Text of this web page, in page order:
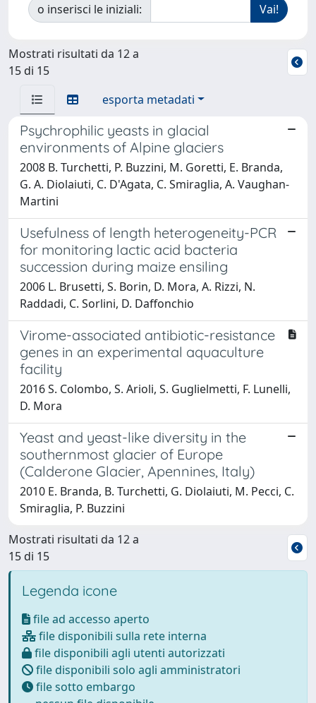
o inserisci le iniziali:
Mostrati risultati da 12 a
15 di 15
esporta metadati
Psychrophilic yeasts in glacial
environments of Alpine glaciers
2008 B. Turchetti, P. Buzzini, M. Goretti, E. Branda,
G. A. Diolaiuti, C. D'Agata, C. Smiraglia, A. Vaughan-
Martini
Usefulness of length heterogeneity-PCR
for monitoring lactic acid bacteria
succession during maize ensiling
2006 L. Brusetti, S. Borin, D. Mora, A. Rizzi, N.
Raddadi, C. Sorlini, D. Daffonchio
Virome-associated antibiotic-resistance
genes in an experimental aquaculture
facility
2016 S. Colombo, S. Arioli, S. Guglielmetti, F. Lunelli,
D. Mora
Yeast and yeast-like diversity in the
southernmost glacier of Europe
(Calderone Glacier, Apennines, Italy)
2010 E. Branda, B. Turchetti, G. Diolaiuti, M. Pecci, C.
Smiraglia, P. Buzzini
Mostrati risultati da 12 a
15 di 15
Legenda icone
file ad accesso aperto
file disponibili sulla rete interna
file disponibili agli utenti autorizzati
file disponibili solo agli amministratori
file sotto embargo